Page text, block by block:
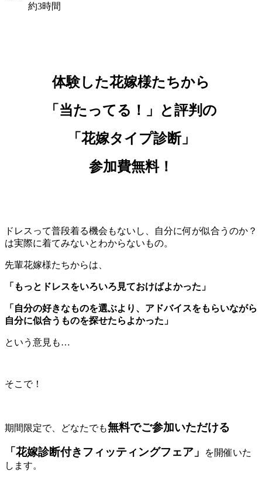
約3時間
体験した花嫁様たちから
「当たってる！」と評判の
「花嫁タイプ診断」
参加費無料！
ドレスって普段着る機会もないし、自分に何が似合うのか？
は実際に着てみないとわからないもの。
先輩花嫁様たちからは、
「もっとドレスをいろいろ見ておけばよかった」
「自分の好きなものを選ぶより、アドバイスをもらいながら
自分に似合うものを探せたらよかった」
という意見も…
そこで！
期間限定で、どなたでも無料でご参加いただける
「花嫁診断付きフィッティングフェア」
を開催いた
します。